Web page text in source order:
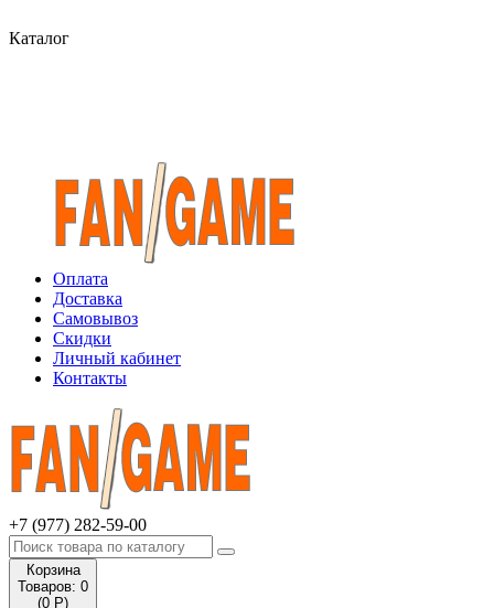
Каталог
Оплата
Доставка
Самовывоз
Скидки
Личный кабинет
Контакты
+7 (977) 282-59-00
Корзина
Товаров: 0
(0 Р)